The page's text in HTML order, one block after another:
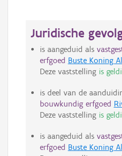
Juridische
is aangeduid als
erfgoed Buste Koning
Deze vaststelling is
is deel van de
bouwkundig erfgoed
Deze vaststelling is
is aangeduid als
erfgoed Buste Koning